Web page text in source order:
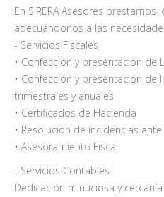
En SIRERA Asesores prestamos
adecuándonos a las
- Servicios Fiscales
• Confección y presentación de
• Confección y presentación de
trimestrales y anuales
• Certificados de Hacienda
• Resolución de incidencias
• Asesoramiento Fiscal
- Servicios Contables
Dedicación minuciosa y